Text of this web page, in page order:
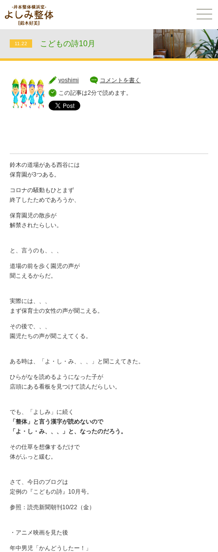
11.22 こどもの詩10月
yoshimi
コメントを書く
この記事は2分で読めます。
鈴木の道場がある西谷には
保育園が3つある。
コロナの騒動もひとまず
終了したためであろうか、
保育園児の散歩が
解禁されたらしい。
と、言うのも、、、
道場の前を歩く園児の声が
聞こえるからだ。
実際には、、、
まず保育士の女性の声が聞こえる。
その後で、、、
園児たちの声が聞こえてくる。
ある時は、「よ・し・み、、、」と聞こえてきた。
ひらがなを読めるようになった子が
店頭にある看板を見つけて読んだらしい。
でも、「よしみ」に続く
「整体」と言う漢字が読めないので
「よ・し・み、、、」と、なったのだろう。
その仕草を想像するだけで
体がふっと緩む。
さて、今日のブログは
定例の『こどもの詩』10月号。
参照：読売新聞朝刊10/22（金）
・アニメ映画を見た後
年中男児「かんどうしたー！」